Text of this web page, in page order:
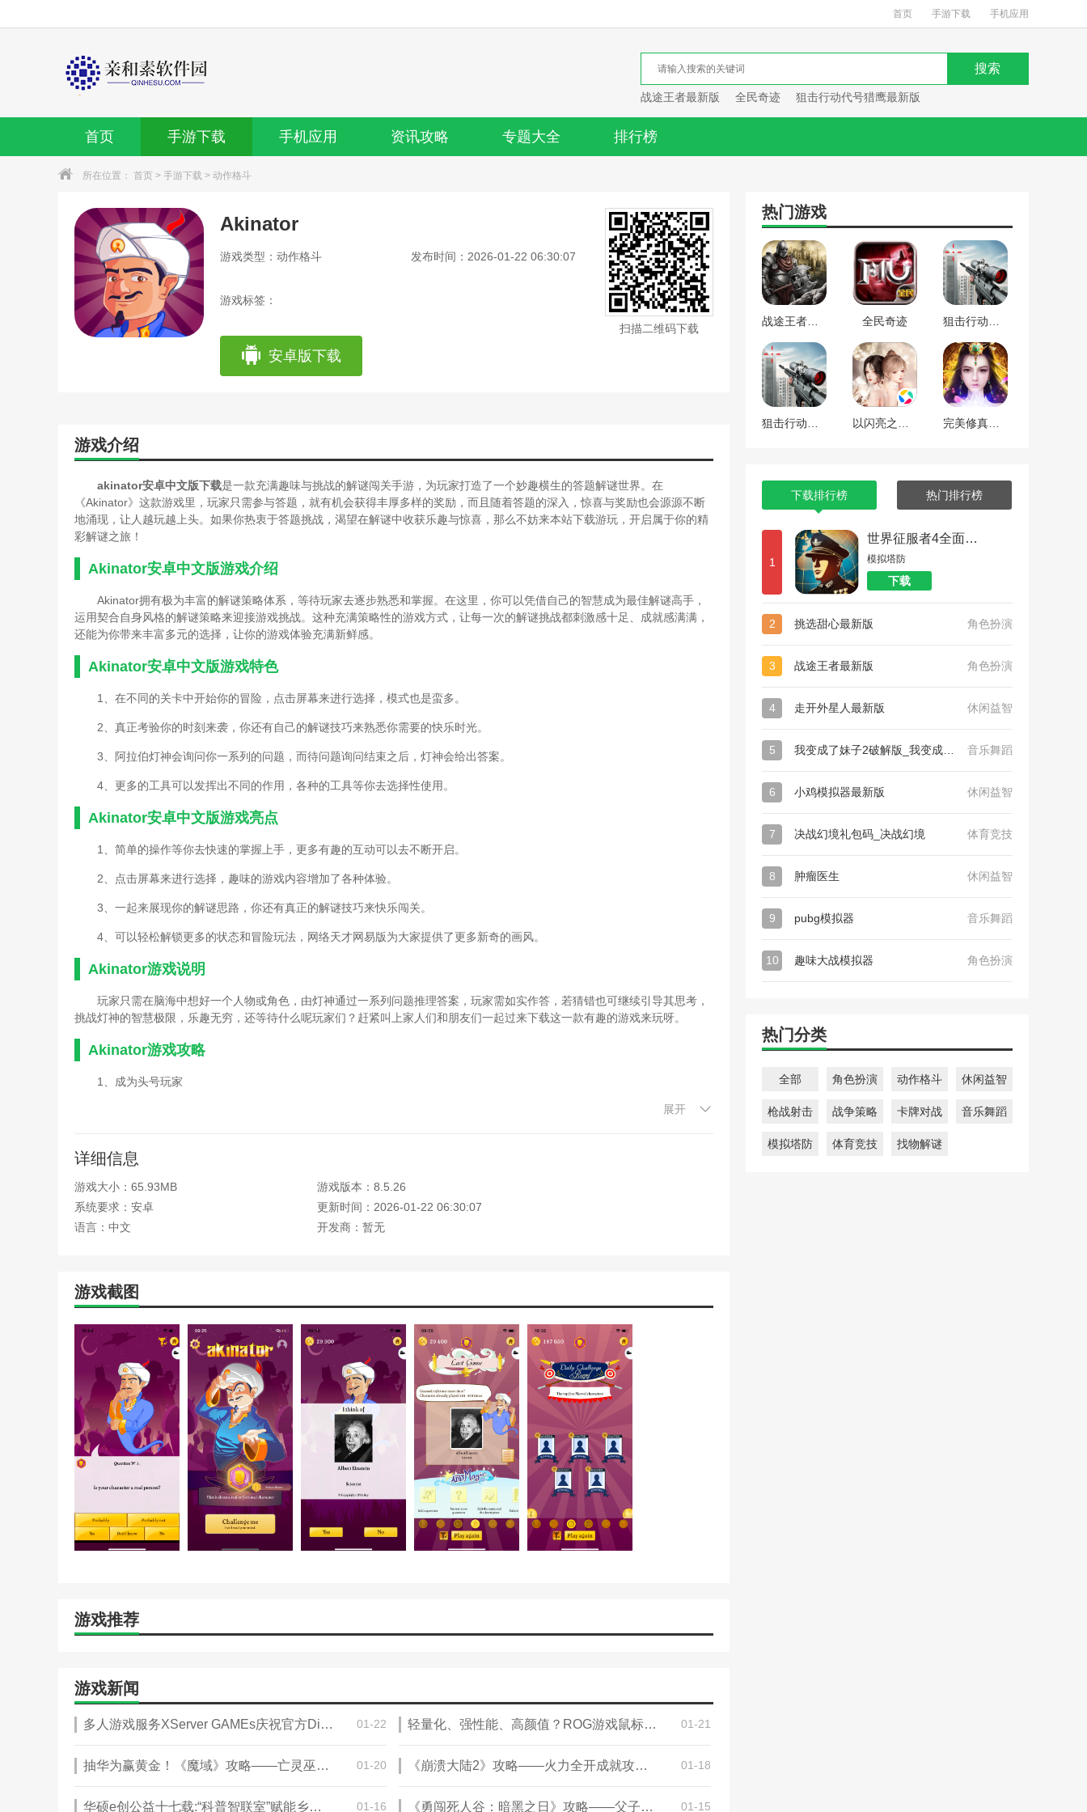
首页 手游下载 手机应用
战途王者最新版 全民奇迹 狙击行动代号猎鹰最新版
首页 手游下载 手机应用 资讯攻略 专题大全 排行榜
所在位置： 首页 > 手游下载 > 动作格斗
Akinator
游戏类型：动作格斗 发布时间：2026-01-22 06:30:07
游戏标签：
安卓版下载
扫描二维码下载
游戏介绍
akinator安卓中文版下载是一款充满趣味与挑战的解谜闯关手游，为玩家打造了一个妙趣横生的答题解谜世界。在
《Akinator》这款游戏里，玩家只需参与答题，就有机会获得丰厚多样的奖励，而且随着答题的深入，惊喜与奖励也会源源不断
地涌现，让人越玩越上头。如果你热衷于答题挑战，渴望在解谜中收获乐趣与惊喜，那么不妨来本站下载游玩，开启属于你的精
彩解谜之旅！
Akinator安卓中文版游戏介绍
Akinator拥有极为丰富的解谜策略体系，等待玩家去逐步熟悉和掌握。在这里，你可以凭借自己的智慧成为最佳解谜高手，
运用契合自身风格的解谜策略来迎接游戏挑战。这种充满策略性的游戏方式，让每一次的解谜挑战都刺激感十足、成就感满满，
还能为你带来丰富多元的选择，让你的游戏体验充满新鲜感。
Akinator安卓中文版游戏特色
1、在不同的关卡中开始你的冒险，点击屏幕来进行选择，模式也是蛮多。
2、真正考验你的时刻来袭，你还有自己的解谜技巧来熟悉你需要的快乐时光。
3、阿拉伯灯神会询问你一系列的问题，而待问题询问结束之后，灯神会给出答案。
4、更多的工具可以发挥出不同的作用，各种的工具等你去选择性使用。
Akinator安卓中文版游戏亮点
1、简单的操作等你去快速的掌握上手，更多有趣的互动可以去不断开启。
2、点击屏幕来进行选择，趣味的游戏内容增加了各种体验。
3、一起来展现你的解谜思路，你还有真正的解谜技巧来快乐闯关。
4、可以轻松解锁更多的状态和冒险玩法，网络天才网易版为大家提供了更多新奇的画风。
Akinator游戏说明
玩家只需在脑海中想好一个人物或角色，由灯神通过一系列问题推理答案，玩家需如实作答，若猜错也可继续引导其思考，
挑战灯神的智慧极限，乐趣无穷，还等待什么呢玩家们？赶紧叫上家人们和朋友们一起过来下载这一款有趣的游戏来玩呀。
Akinator游戏攻略
1、成为头号玩家
Akinator邀请您随意遐想，来获取黑金、铂金、黄金……奖并进入荣誉殿堂。如您所知，Akinator喜欢猜测角色并接受更难的
挑战。为此，您需要让他猜测被遗忘的角色，就是那些很久没有人游玩过的角色。查看排行榜，力争上游！
3、释放您的创造力
4、持续参与每日挑战
Aki奖！
5、畅快游玩，没有限制
终极药水能解锁所有角色并移除所有广告，让你能享受最好的游戏体验。
本站为您提供Akinator 安卓中文版的 手机游戏 ，欢迎大家记住本站网址，本站是您下载安卓手游app最好的网站！
展开
详细信息
游戏大小：65.93MB
游戏版本：8.5.26
系统要求：安卓
更新时间：2026-01-22 06:30:07
语言：中文
开发商：暂无
游戏截图
游戏推荐
游戏新闻
多人游戏服务XServer GAMEs庆祝官方Discord突破1000人 01-22 轻量化、强性能、高颜值？ROG游戏鼠标统统拿捏 01-21
抽华为赢黄金！《魔域》攻略——亡灵巫师新专精携千万豪礼来袭 01-20 《崩溃大陆2》攻略——火力全开成就攻略分享 01-18
华硕e创公益十七载:“科普智联室”赋能乡村，万名青年志愿者用科技点亮未来 01-16 《勇闯死人谷：暗黑之日》攻略——父子五金店探索攻略分享 01-15
热门游戏
全民奇迹
下载排行榜 热门排行榜
1
世界征服者4全面战争
模拟塔防
下载
2 挑选甜心最新版 角色扮演
3 战途王者最新版 角色扮演
4 走开外星人最新版 休闲益智
5 音乐舞蹈
6 小鸡模拟器最新版 休闲益智
7 决战幻境礼包码_决战幻境 体育竞技
8 肿瘤医生 休闲益智
9 pubg模拟器 音乐舞蹈
10 趣味大战模拟器 角色扮演
热门分类
全部 角色扮演 动作格斗 休闲益智
枪战射击 战争策略 卡牌对战 音乐舞蹈
模拟塔防 体育竞技 找物解谜